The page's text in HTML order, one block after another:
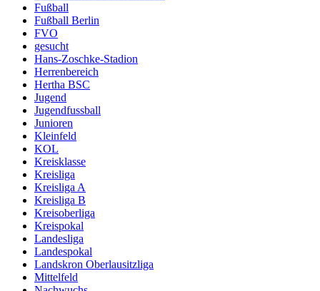
Fußball
Fußball Berlin
FVO
gesucht
Hans-Zoschke-Stadion
Herrenbereich
Hertha BSC
Jugend
Jugendfussball
Junioren
Kleinfeld
KOL
Kreisklasse
Kreisliga
Kreisliga A
Kreisliga B
Kreisoberliga
Kreispokal
Landesliga
Landespokal
Landskron Oberlausitzliga
Mittelfeld